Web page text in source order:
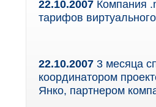
22.10.2007 Компания
тарифов
22.10.2007 3 месяца
координатором
Янко, партнером